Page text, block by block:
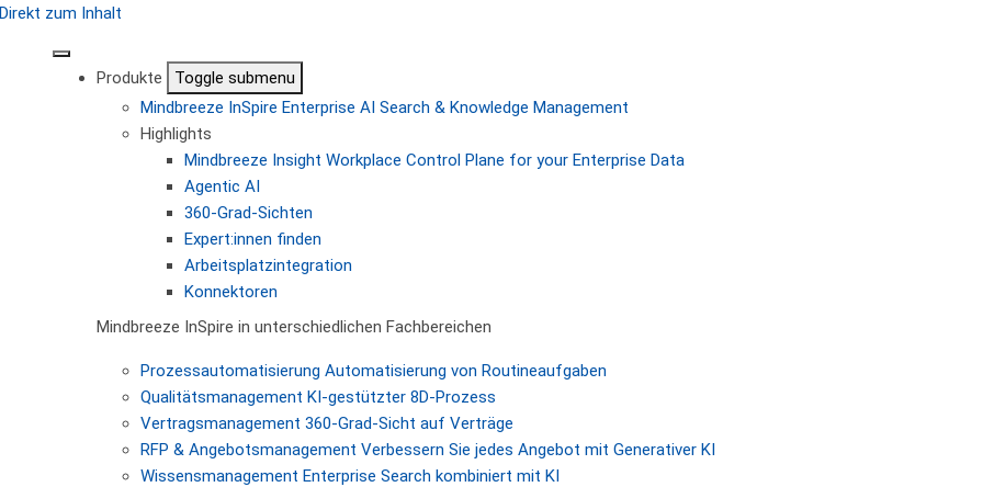
Direkt zum Inhalt
Produkte
Toggle submenu
Mindbreeze InSpire Enterprise AI Search & Knowledge Management
Highlights
Mindbreeze Insight Workplace Control Plane for your Enterprise Data
Agentic AI
360-Grad-Sichten
Expert:innen finden
Arbeitsplatzintegration
Konnektoren
Mindbreeze InSpire in unterschiedlichen Fachbereichen
Prozessautomatisierung Automatisierung von Routineaufgaben
Qualitätsmanagement KI-gestützter 8D-Prozess
Vertragsmanagement 360-Grad-Sicht auf Verträge
RFP & Angebotsmanagement Verbessern Sie jedes Angebot mit Generativer KI
Wissensmanagement Enterprise Search kombiniert mit KI